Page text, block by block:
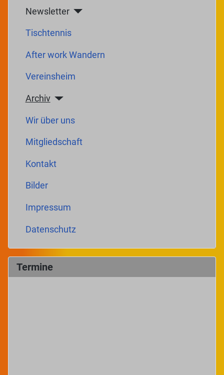
Newsletter
Tischtennis
After work Wandern
Vereinsheim
Archiv
Wir über uns
Mitgliedschaft
Kontakt
Bilder
Impressum
Datenschutz
Termine